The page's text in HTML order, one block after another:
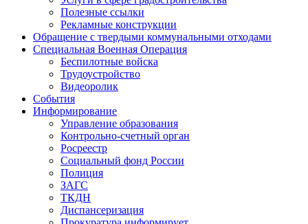
Полезные ссылки
Рекламные конструкции
Обращение с твердыми коммунальными отходами
Специальная Военная Операция
Беспилотные войска
Трудоустройство
Видеоролик
События
Информирование
Управление образования
Контрольно-счетный орган
Росреестр
Социальный фонд России
Полиция
ЗАГС
ТКДН
Диспансеризация